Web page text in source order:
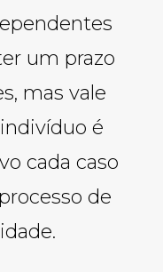
um prazo
mas vale
é
cada caso
de